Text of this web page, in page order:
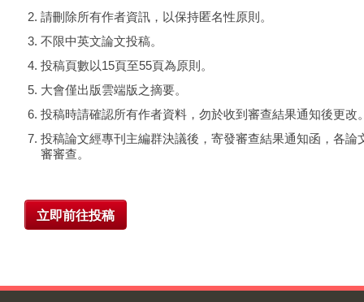
請刪除所有作者資訊，以保持匿名性原則。
不限中英文論文投稿。
投稿頁數以15頁至55頁為原則。
大會僅出版雲端版之摘要。
投稿時請確認所有作者資料，勿於收到審查結果通知後更改
投稿論文經專刊主編群決議後，寄發審查結果通知函，各
審審查。
立即前往投稿